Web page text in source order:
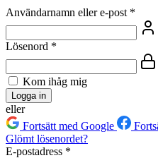
Användarnamn eller e-post *
Lösenord *
Kom ihåg mig
Logga in
eller
Fortsätt med Google
Glömt lösenordet?
E-postadress *